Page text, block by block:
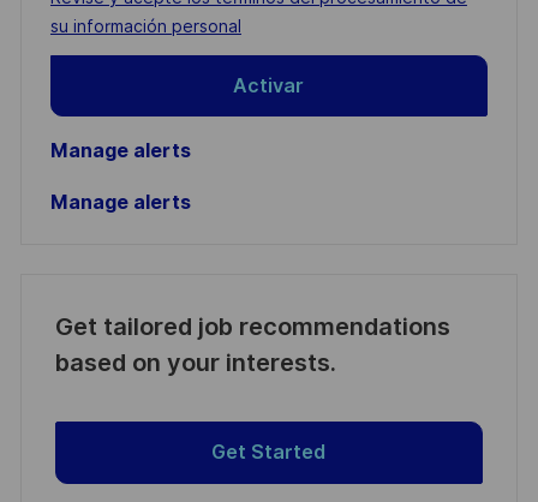
(Required)
su información personal
Activar
Manage alerts
Manage alerts
Get tailored job recommendations
based on your interests.
Get Started